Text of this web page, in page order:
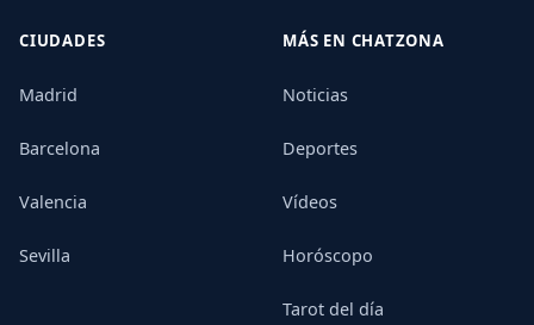
CIUDADES
Madrid
Barcelona
Valencia
Sevilla
MÁS EN CHATZONA
Noticias
Deportes
Vídeos
Horóscopo
Tarot del día